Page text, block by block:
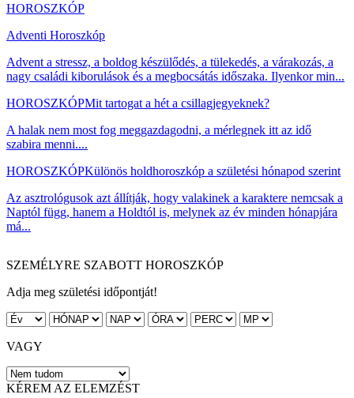
HOROSZKÓP
Adventi Horoszkóp
Advent a stressz, a boldog készülődés, a tülekedés, a várakozás, a
nagy családi kiborulások és a megbocsátás időszaka. Ilyenkor min...
HOROSZKÓPMit tartogat a hét a csillagjegyeknek?
A halak nem most fog meggazdagodni, a mérlegnek itt az idő
szabira menni....
HOROSZKÓPKülönös holdhoroszkóp a születési hónapod szerint
Az asztrológusok azt állítják, hogy valakinek a karaktere nemcsak a
Naptól függ, hanem a Holdtól is, melynek az év minden hónapjára
má...
SZEMÉLYRE SZABOTT HOROSZKÓP
Adja meg születési időpontját!
VAGY
KÉREM AZ ELEMZÉST